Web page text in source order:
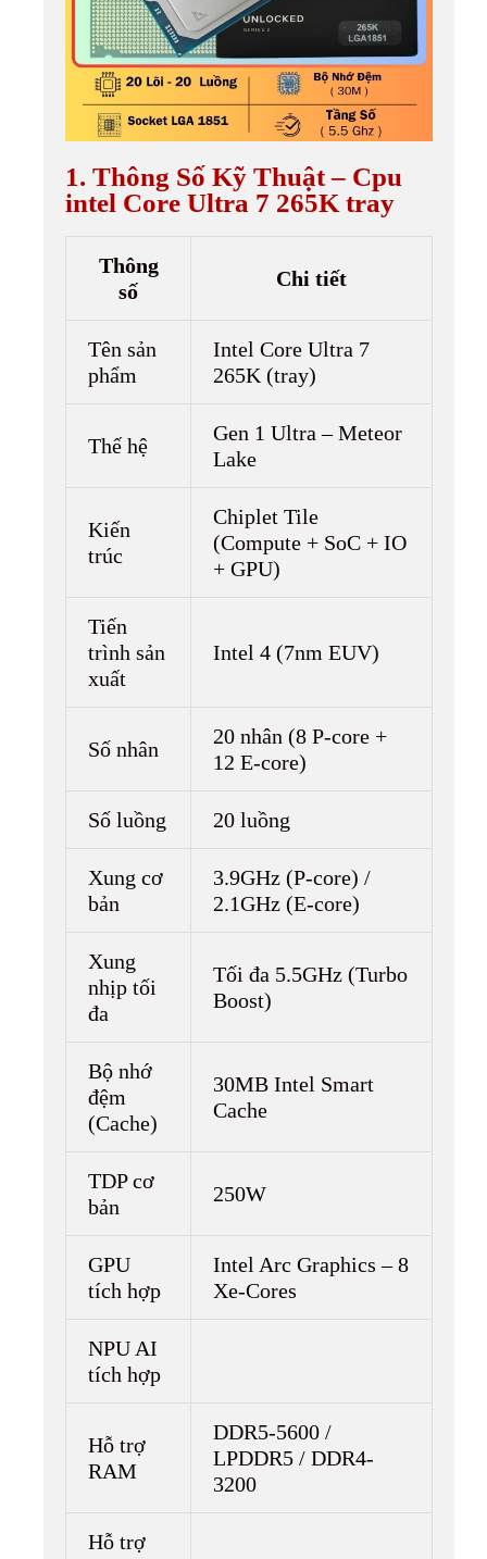
1. Thông Số Kỹ Thuật – Cpu
intel Core Ultra 7 265K tray
Thông
số
Chi tiết
Tên sản
phẩm
Intel Core Ultra 7
265K (tray)
Thế hệ
Gen 1 Ultra – Meteor
Lake
Kiến
trúc
Chiplet Tile
(Compute + SoC + IO
+ GPU)
Tiến
trình sản
xuất
Intel 4 (7nm EUV)
Số nhân
20 nhân (8 P-core +
12 E-core)
Số luồng 20 luồng
Xung cơ
bản
3.9GHz (P-core) /
2.1GHz (E-core)
Xung
nhịp tối
đa
Tối đa 5.5GHz (Turbo
Boost)
Bộ nhớ
đệm
(Cache)
30MB Intel Smart
Cache
TDP cơ
bản
250W
GPU
tích hợp
Intel Arc Graphics – 8
Xe-Cores
NPU AI
tích hợp
Hỗ trợ
RAM
DDR5-5600 /
LPDDR5 / DDR4-
3200
Hỗ trợ